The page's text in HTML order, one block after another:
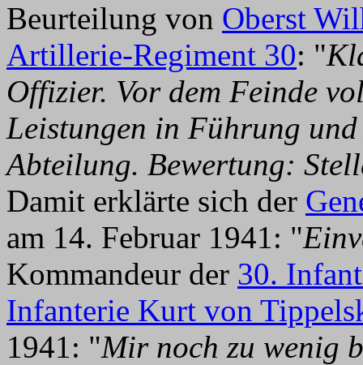
Beurteilung von Oberst
Artillerie-Regiment 30: "
Offizier. Vor dem Feinde
Leistungen in Führung
Abteilung. Bewertung:
Damit erklärte sich der
am 14. Februar 1941: "
Kommandeur der 30.
Infanterie Kurt von
1941: "Mir noch zu wenig